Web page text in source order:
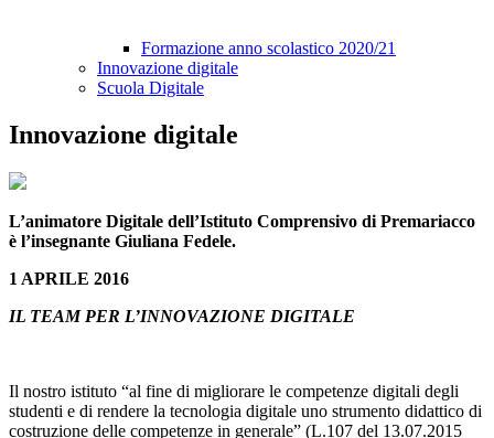
Formazione anno scolastico 2020/21
Innovazione digitale
Scuola Digitale
Innovazione digitale
L’animatore Digitale dell’Istituto Comprensivo di Premariacco
è l’insegnante Giuliana Fedele.
1 APRILE 2016
IL TEAM PER L’INNOVAZIONE DIGITALE
Il nostro istituto “al fine di migliorare le competenze digitali degli
studenti e di rendere la tecnologia digitale uno strumento didattico di
costruzione delle competenze in generale” (L.107 del 13.07.2015